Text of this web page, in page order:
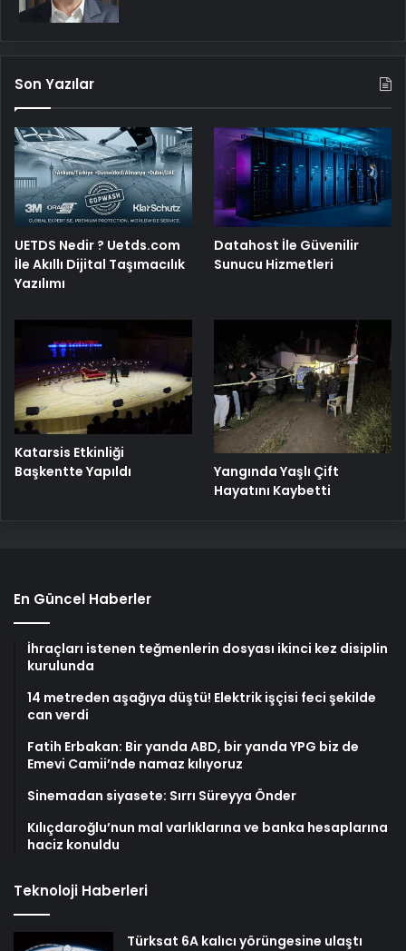
Son Yazılar
UETDS Nedir ? Uetds.com
İle Akıllı Dijital Taşımacılık
Yazılımı
Datahost İle Güvenilir
Sunucu Hizmetleri
Katarsis Etkinliği
Başkentte Yapıldı
Yangında Yaşlı Çift
Hayatını Kaybetti
En Güncel Haberler
İhraçları istenen teğmenlerin dosyası ikinci kez disiplin
kurulunda
14 metreden aşağıya düştü! Elektrik işçisi feci şekilde
can verdi
Fatih Erbakan: Bir yanda ABD, bir yanda YPG biz de
Emevi Camii’nde namaz kılıyoruz
Sinemadan siyasete: Sırrı Süreyya Önder
Kılıçdaroğlu’nun mal varlıklarına ve banka hesaplarına
haciz konuldu
Teknoloji Haberleri
Türksat 6A kalıcı yörüngesine ulaştı